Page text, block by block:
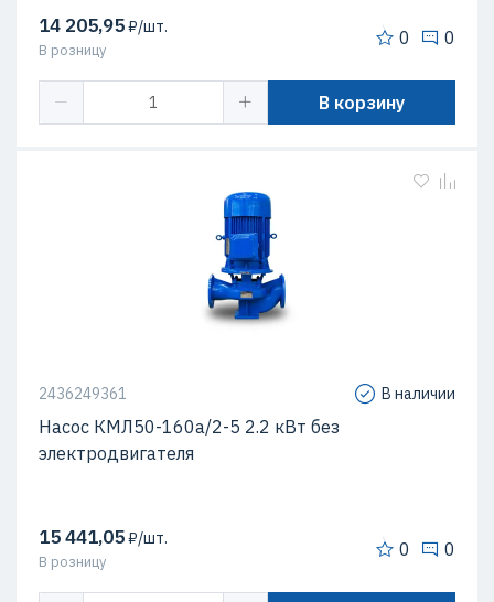
14 205,95₽/шт.
В розницу
0 0
В корзину
2436249361 В наличии
Насос КМЛ50-160а/2-5 2.2 кВт без
электродвигателя
15 441,05₽/шт.
В розницу
0 0